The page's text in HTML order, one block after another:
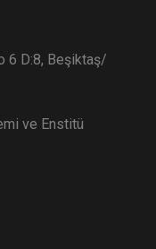
6 D:8, Beşiktaş/
ve Enstitü